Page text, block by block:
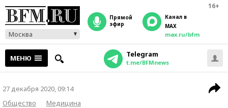
16+
Москва
прямой
эфир
Канал в
MAX
max.ru/bfm
МЕНЮ Telegram
t.me/BFMnews
27 декабря 2020, 09:14
Общество
Медицина